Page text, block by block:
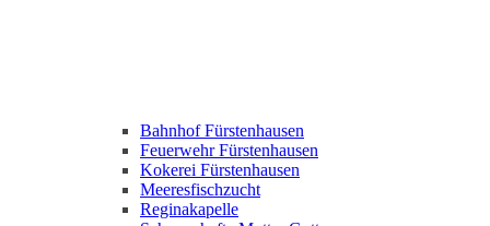
Bahnhof Fürstenhausen
Feuerwehr Fürstenhausen
Kokerei Fürstenhausen
Meeresfischzucht
Reginakapelle